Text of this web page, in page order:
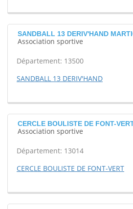
SANDBALL 13 DERIV'HAND
Association sportive
Département: 13500
SANDBALL 13 DERIV'HAND
CERCLE BOULISTE DE FONT-
Association sportive
Département: 13014
CERCLE BOULISTE DE FONT-VERT